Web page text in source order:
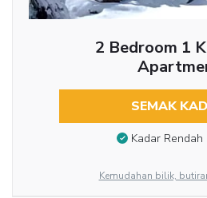
2 Bedroom 1
SEMAK
Kadar Rendah
Kemudahan bilik,